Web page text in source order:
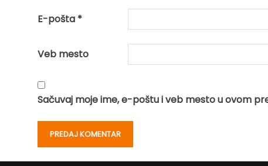
E-pošta *
Veb mesto
Sačuvaj moje ime, e-poštu i veb mesto u ovom